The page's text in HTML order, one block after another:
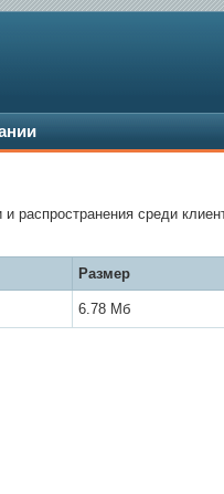
распространения среди
Размер
6.78 Мб